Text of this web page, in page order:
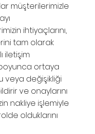
müşterilerimizle
ihtiyaçlarını,
tam olarak
iletişim
ortaya
veya değişikliği
ve onaylarını
nakliye işlemiyle
olduklarını